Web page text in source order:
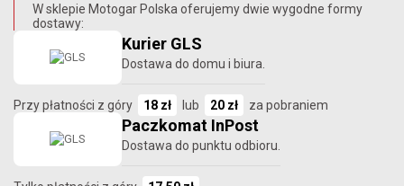
W sklepie Motogar Polska oferujemy dwie wygodne formy
dostawy:
Kurier GLS
Dostawa do domu i biura.
Przy płatności z góry 18 zł lub 20 zł za pobraniem
Paczkomat InPost
Dostawa do punktu odbioru.